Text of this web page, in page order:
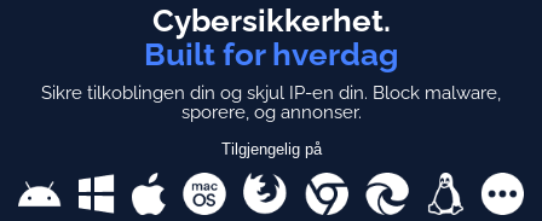
Cybersikkerhet.
Built for hverdag
Sikre tilkoblingen din og skjul IP-en din. Block malware,
sporere, og annonser.
Tilgjengelig på